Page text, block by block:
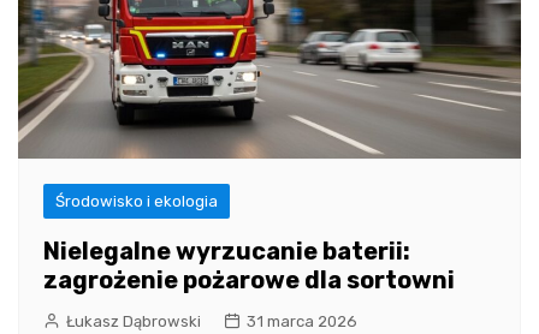
Środowisko i ekologia
Nielegalne wyrzucanie baterii:
zagrożenie pożarowe dla sortowni
Łukasz Dąbrowski 31 marca 2026